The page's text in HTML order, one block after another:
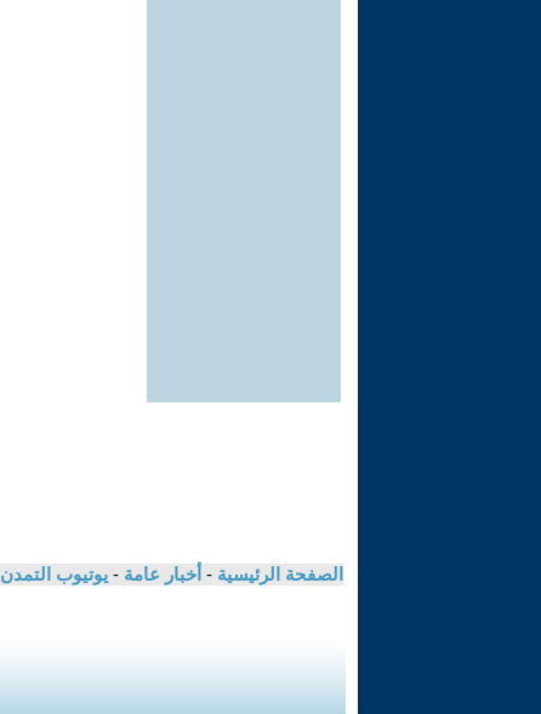
الصفحة الرئيسية - أخبار عامة - يوتيوب التمدن